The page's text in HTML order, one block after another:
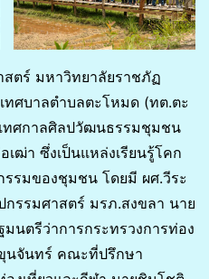
สตร์ มหาวิทยาลัยราชภัฏ
ทศบาลตำบลตะโหมด (ทต.ตะ
ทศกาลศิลปวัฒนธรรมชุมชน
ฒ่า ซึ่งเป็นแหล่งเรียนรู้โคก
รมของชุมชน โดยมี ผศ.วีระ
รรมศาสตร์ มรภ.สงขลา นาย
นตรีว่าการกระทรวงการท่อง
นจันทร์ คณะที่ปรึกษา